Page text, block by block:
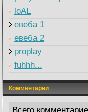
loAL
евеба 1
евеба 2
proplay
fuhhh...
Комментарии
Всего